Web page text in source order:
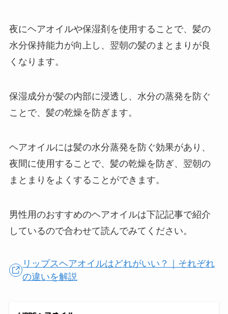
夜にヘアオイルや保湿剤を使用することで、髪の
水分保持能力が向上し、翌朝の髪のまとまりが良
くなります。
保湿成分が髪の内部に浸透し、水分の蒸発を防ぐ
ことで、髪の乾燥を防ぎます。
ヘアオイルには髪の水分蒸発を防ぐ効果があり、
夜間に使用することで、髪の乾燥を防ぎ、翌朝の
まとまりをよくすることができます。
男性用のおすすめのヘアオイルは下記記事で紹介
しているので合わせて読んでみてください。
リップスヘアオイルはどれがいい？｜それぞれ
の違いを解説